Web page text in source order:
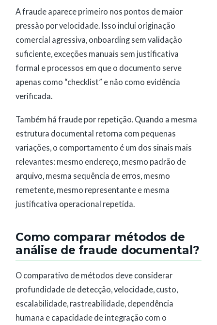
A fraude aparece primeiro nos pontos de maior
pressão por velocidade. Isso inclui originação
comercial agressiva, onboarding sem validação
suficiente, exceções manuais sem justificativa
formal e processos em que o documento serve
apenas como “checklist” e não como evidência
verificada.
Também há fraude por repetição. Quando a mesma
estrutura documental retorna com pequenas
variações, o comportamento é um dos sinais mais
relevantes: mesmo endereço, mesmo padrão de
arquivo, mesma sequência de erros, mesmo
remetente, mesmo representante e mesma
justificativa operacional repetida.
Como comparar métodos de
análise de fraude documental?
O comparativo de métodos deve considerar
profundidade de detecção, velocidade, custo,
escalabilidade, rastreabilidade, dependência
humana e capacidade de integração com o